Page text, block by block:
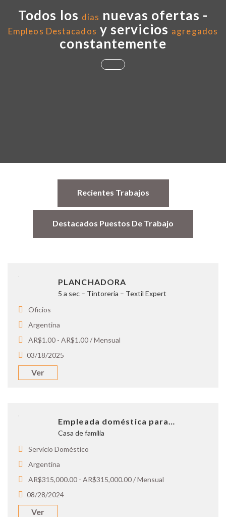
Todos los días nuevas ofertas -
Empleos Destacados y servicios agregados
constantemente
Recientes Trabajos
Destacados Puestos De Trabajo
PLANCHADORA
5 a sec – Tintoreria – Textil Expert
Oficios
Argentina
AR$1.00 - AR$1.00 / Mensual
03/18/2025
Ver
Empleada doméstica para…
Casa de familia
Servicio Doméstico
Argentina
AR$315,000.00 - AR$315,000.00 / Mensual
08/28/2024
Ver